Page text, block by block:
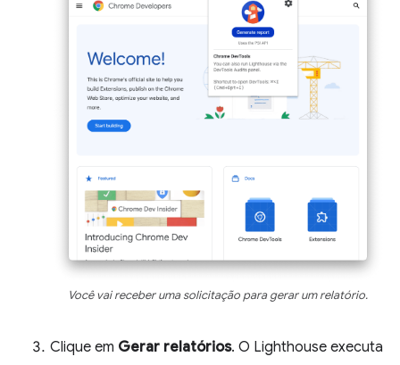
Você vai receber uma solicitação para gerar um relatório.
Clique em Gerar relatórios. O Lighthouse executa